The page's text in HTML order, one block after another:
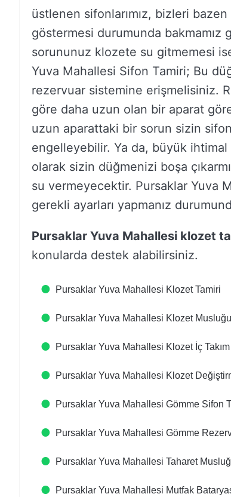
üstlenen sifonlarımız, bizleri
göstermesi durumunda
sorununuz klozete su gitmemesi
Yuva Mahallesi Sifon Tamiri; Bu
rezervuar sistemine erişmelisiniz.
göre daha uzun olan bir aparat
uzun aparattaki bir sorun sizin
engelleyebilir. Ya da, büyük ihtimal
olarak sizin düğmenizi boşa
su vermeyecektir. Pursaklar Yuva
gerekli ayarları yapmanız
Pursaklar Yuva Mahallesi klozet
konularda destek alabilirsiniz.
Pursaklar Yuva Mahallesi Klozet Tamiri
Pursaklar Yuva Mahallesi Klozet
Pursaklar Yuva Mahallesi Klozet İç
Pursaklar Yuva Mahallesi Klozet
Pursaklar Yuva Mahallesi Gömme Sifon
Pursaklar Yuva Mahallesi Gömme
Pursaklar Yuva Mahallesi Taharet
Pursaklar Yuva Mahallesi Mutfak